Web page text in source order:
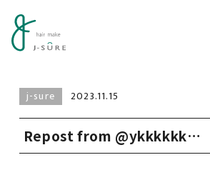
Repost from @ykkkkkk…
j-sure 2023.11.15